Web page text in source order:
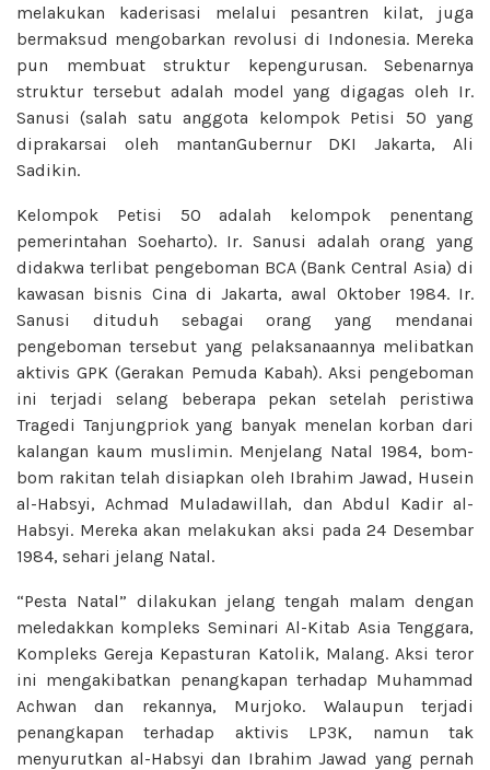
melakukan kaderisasi melalui pesantren kilat, juga
bermaksud mengobarkan revolusi di Indonesia. Mereka
pun membuat struktur kepengurusan. Sebenarnya
struktur tersebut adalah model yang digagas oleh Ir.
Sanusi (salah satu anggota kelompok Petisi 50 yang
diprakarsai oleh mantanGubernur DKI Jakarta, Ali
Sadikin.
Kelompok Petisi 50 adalah kelompok penentang
pemerintahan Soeharto). Ir. Sanusi adalah orang yang
didakwa terlibat pengeboman BCA (Bank Central Asia) di
kawasan bisnis Cina di Jakarta, awal Oktober 1984. Ir.
Sanusi dituduh sebagai orang yang mendanai
pengeboman tersebut yang pelaksanaannya melibatkan
aktivis GPK (Gerakan Pemuda Kabah). Aksi pengeboman
ini terjadi selang beberapa pekan setelah peristiwa
Tragedi Tanjungpriok yang banyak menelan korban dari
kalangan kaum muslimin. Menjelang Natal 1984, bom-
bom rakitan telah disiapkan oleh Ibrahim Jawad, Husein
al-Habsyi, Achmad Muladawillah, dan Abdul Kadir al-
Habsyi. Mereka akan melakukan aksi pada 24 Desembar
1984, sehari jelang Natal.
“Pesta Natal” dilakukan jelang tengah malam dengan
meledakkan kompleks Seminari Al-Kitab Asia Tenggara,
Kompleks Gereja Kepasturan Katolik, Malang. Aksi teror
ini mengakibatkan penangkapan terhadap Muhammad
Achwan dan rekannya, Murjoko. Walaupun terjadi
penangkapan terhadap aktivis LP3K, namun tak
menyurutkan al-Habsyi dan Ibrahim Jawad yang pernah